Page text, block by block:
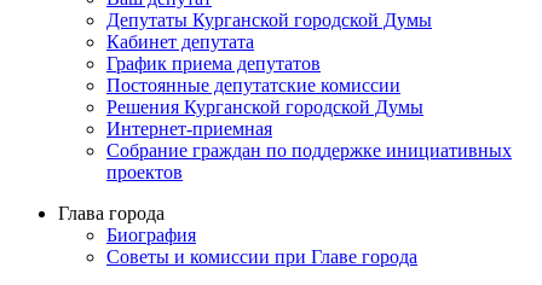
Депутаты Курганской городской Думы
Кабинет депутата
График приема депутатов
Постоянные депутатские комиссии
Решения Курганской городской Думы
Интернет-приемная
Собрание граждан по поддержке инициативных
проектов
Глава города
Биография
Советы и комиссии при Главе города